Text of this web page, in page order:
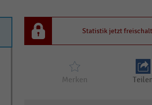
Statistik jetzt
Merken